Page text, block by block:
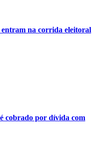
entram na corrida eleitoral
cobrado por dívida com